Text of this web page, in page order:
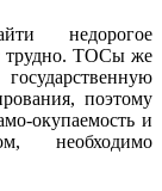
недорогое
трудно. ТОСы же
поэтому
окупаемость и
необходимо